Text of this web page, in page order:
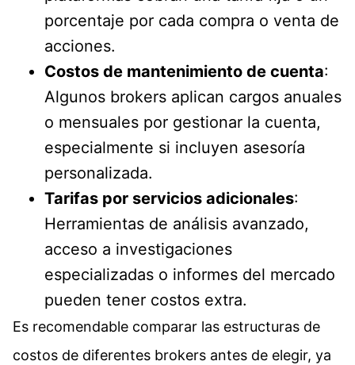
porcentaje por cada compra o venta de
acciones.
Costos de mantenimiento de cuenta:
Algunos brokers aplican cargos anuales
o mensuales por gestionar la cuenta,
especialmente si incluyen asesoría
personalizada.
Tarifas por servicios adicionales:
Herramientas de análisis avanzado,
acceso a investigaciones
especializadas o informes del mercado
pueden tener costos extra.
Es recomendable comparar las estructuras de
costos de diferentes brokers antes de elegir, ya